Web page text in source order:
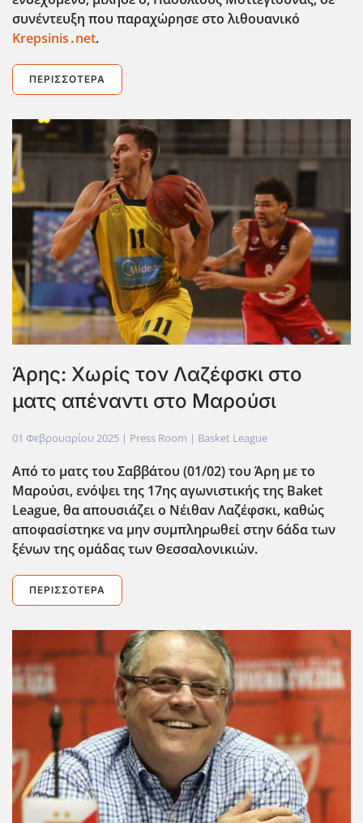
συνέντευξη που παραχώρησε στο λιθουανικό
Krepsinis․net.
ΠΕΡΙΣΣΌΤΕΡΑ
Άρης: Χωρίς τον Λαζέφσκι στο
ματς απέναντι στο Μαρούσι
01 Φεβρουαρίου 2025 | Press Room | Basket League
Από το ματς του Σαββάτου (01/02) του Άρη με το
Μαρούσι, ενόψει της 17ης αγωνιστικής της Baket
League, θα απουσιάζει ο Νέιθαν Λαζέφσκι, καθώς
αποφασίστηκε να μην συμπληρωθεί στην 6άδα των
ξένων της ομάδας των Θεσσαλονικιών.
ΠΕΡΙΣΣΌΤΕΡΑ